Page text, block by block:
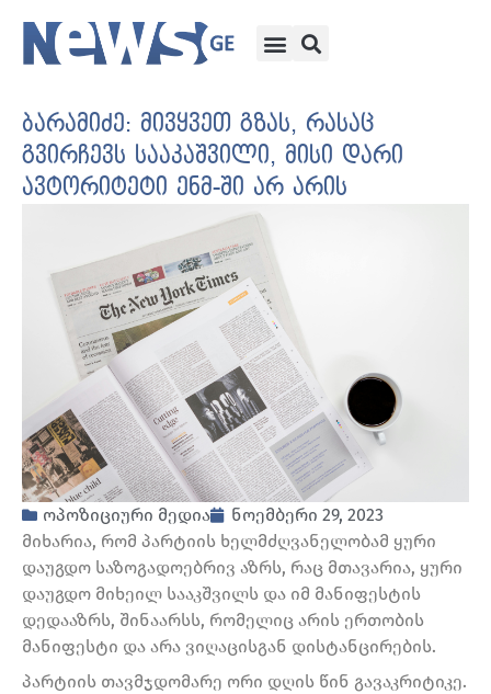
ბარამიძე: მივყვეთ გზას, რასაც
გვირჩევს სააკაშვილი, მისი დარი
ავტორიტეტი ენმ-ში არ არის
ოპოზიციური მედია
ნოემბერი 29, 2023
მიხარია, რომ პარტიის ხელმძღვანელობამ ყური
დაუგდო საზოგადოებრივ აზრს, რაც მთავარია, ყური
დაუგდო მიხეილ სააკშვილს და იმ მანიფესტის
დედააზრს, შინაარსს, რომელიც არის ერთობის
მანიფესტი და არა ვიღაცისგან დისტანცირების.
პარტიის თავმჯდომარე ორი დღის წინ გავაკრიტიკე.